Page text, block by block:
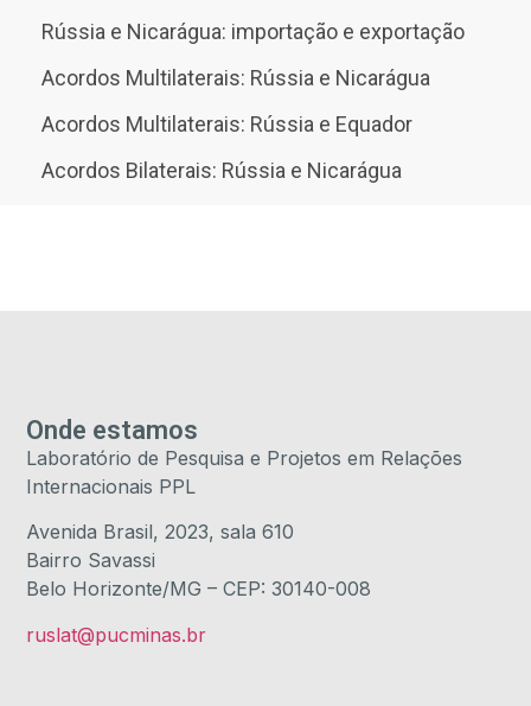
Rússia e Nicarágua: importação e exportação
Acordos Multilaterais: Rússia e Nicarágua
Acordos Multilaterais: Rússia e Equador
Acordos Bilaterais: Rússia e Nicarágua
Onde estamos
Laboratório de Pesquisa e Projetos em Relações
Internacionais PPL
Avenida Brasil, 2023, sala 610
Bairro Savassi
Belo Horizonte/MG – CEP: 30140-008
ruslat@pucminas.br